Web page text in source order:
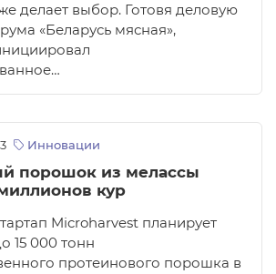
делает выбор. Готовя деловую
«Беларусь мясная»,
Инновации
порошок из мелассы
кур
Microharvest планирует
15 000 тонн
протеинового порошка в